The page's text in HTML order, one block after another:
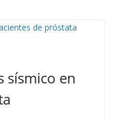
sísmico en